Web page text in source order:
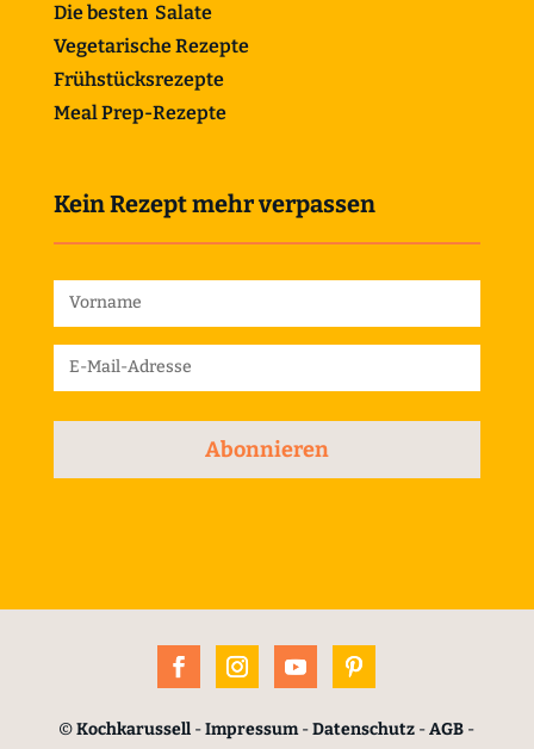
Die besten Salate
Vegetarische Rezepte
Frühstücksrezepte
Meal Prep-Rezepte
Kein Rezept mehr verpassen
Abonnieren
©Kochkarussell -Impressum-Datenschutz -AGB -